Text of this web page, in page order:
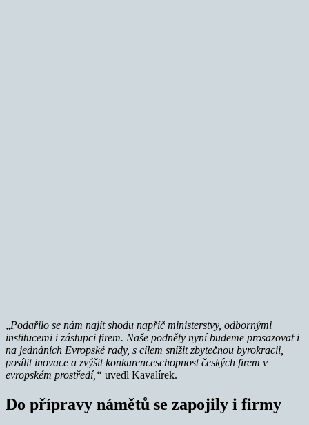
„Podařilo se nám najít shodu napříč ministerstvy, odbornými
institucemi i zástupci firem. Naše podněty nyní budeme prosazovat i
na jednáních Evropské rady, s cílem snížit zbytečnou byrokracii,
posílit inovace a zvýšit konkurenceschopnost českých firem v
evropském prostředí,“ uvedl Kavalírek.
Do přípravy námětů se zapojily i firmy